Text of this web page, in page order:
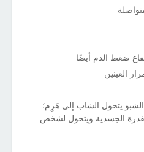
ضغط الدم أيضًا
العينين
يتحول الشاب إلى هَرِم؛
الجسدية ويتحول لشخص